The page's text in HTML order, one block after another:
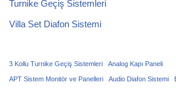
Turnike Geçiş Sistemleri
Villa Set Diafon Sistemi
3 Kollu Turnike Geçiş Sistemleri Analog Kapı Paneli
APT Sistem Monitör ve Panelleri Audio Diafon Sistemi